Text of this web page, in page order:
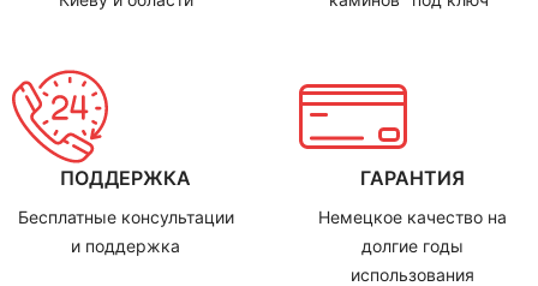
ПОДДЕРЖКА
Бесплатные консультации
и поддержка
ГАРАНТИЯ
Немецкое качество на
долгие годы
использования